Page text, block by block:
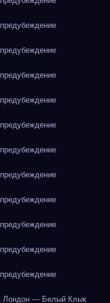
Лондон — Белый Клык